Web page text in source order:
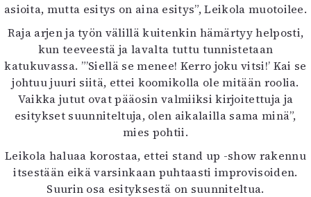
Kaltio ry
asioita, mutta esitys on aina esitys”, Leikola muotoilee.
Raja arjen ja työn välillä kuitenkin hämärtyy helposti,
kun teeveestä ja lavalta tuttu tunnistetaan
katukuvassa. ”’Siellä se menee! Kerro joku vitsi!’ Kai se
johtuu juuri siitä, ettei koomikolla ole mitään roolia.
Vaikka jutut ovat pääosin valmiiksi kirjoitettuja ja
esitykset suunniteltuja, olen aikalailla sama minä”,
mies pohtii.
Leikola haluaa korostaa, ettei stand up -show rakennu
itsestään eikä varsinkaan puhtaasti improvisoiden.
Suurin osa esityksestä on suunniteltua.